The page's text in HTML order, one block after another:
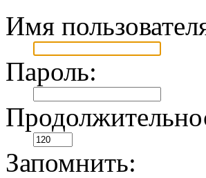
Имя
Пароль:
Запомнить: